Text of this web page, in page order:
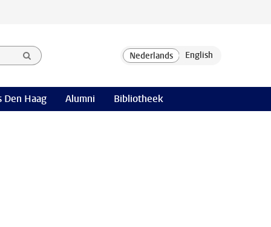
Den Haag Alumni Bibliotheek